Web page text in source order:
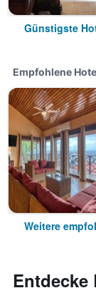
Günstigste
Empfohlene
Weitere
Entdecke